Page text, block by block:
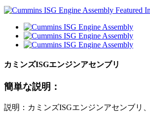
カミンズISGエンジンアセンブリ
簡単な説明：
説明：カミンズISGエンジンアセンブリ